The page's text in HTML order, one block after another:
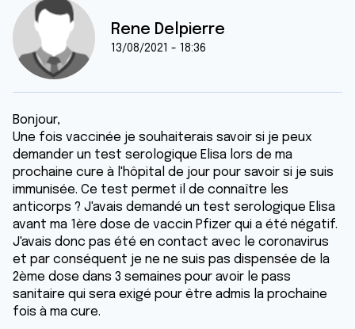
Rene Delpierre
13/08/2021 - 18:36
Bonjour,
Une fois vaccinée je souhaiterais savoir si je peux
demander un test serologique Elisa lors de ma
prochaine cure à l'hôpital de jour pour savoir si je suis
immunisée. Ce test permet il de connaître les
anticorps ? J'avais demandé un test serologique Elisa
avant ma 1ère dose de vaccin Pfizer qui a été négatif.
J'avais donc pas été en contact avec le coronavirus
et par conséquent je ne ne suis pas dispensée de la
2ème dose dans 3 semaines pour avoir le pass
sanitaire qui sera exigé pour être admis la prochaine
fois à ma cure.